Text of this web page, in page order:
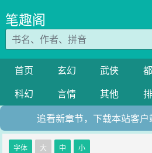
笔趣阁
首页 玄幻 武侠
科幻
言情 其他
追看新章节，下载本站客
字体 大 中 小